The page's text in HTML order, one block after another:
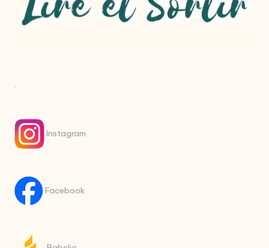
.
Instagram
Facebook